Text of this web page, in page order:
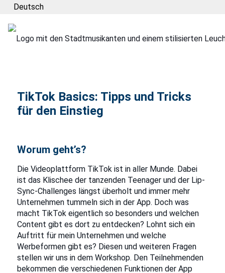
Deutsch
TikTok Basics: Tipps und Tricks
für den Einstieg
Worum geht’s?
Die Videoplattform TikTok ist in aller Munde. Dabei
ist das Klischee der tanzenden Teenager und der Lip-
Sync-Challenges längst überholt und immer mehr
Unternehmen tummeln sich in der App. Doch was
macht TikTok eigentlich so besonders und welchen
Content gibt es dort zu entdecken? Lohnt sich ein
Auftritt für mein Unternehmen und welche
Werbeformen gibt es? Diesen und weiteren Fragen
stellen wir uns in dem Workshop. Den Teilnehmenden
bekommen die verschiedenen Funktionen der App